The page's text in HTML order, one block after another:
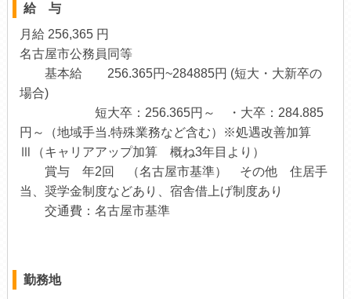
給 与
月給 256,365 円
名古屋市公務員同等
基本給 256.365円~284885円 (短大・大新卒の
場合)
短大卒：256.365円～ ・大卒：284.885
円～（地域手当.特殊業務など含む）※処遇改善加算
Ⅲ（キャリアアップ加算 概ね3年目より）
賞与 年2回 （名古屋市基準） その他 住居手
当、奨学金制度などあり、宿舎借上げ制度あり
交通費：名古屋市基準
勤務地